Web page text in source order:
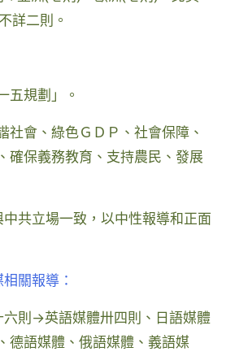
詳二則。
五規劃」。
社會、綠色ＧＤＰ、社會保障、
確保義務教育、支持農民、發展
共立場一致，以中性報導和正面
關報導：
六則→英語媒體卅四則、日語媒體
德語媒體、俄語媒體、義語媒